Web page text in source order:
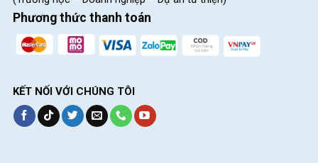
Phương thức thanh toán
KẾT NỐI VỚI CHÚNG TÔI